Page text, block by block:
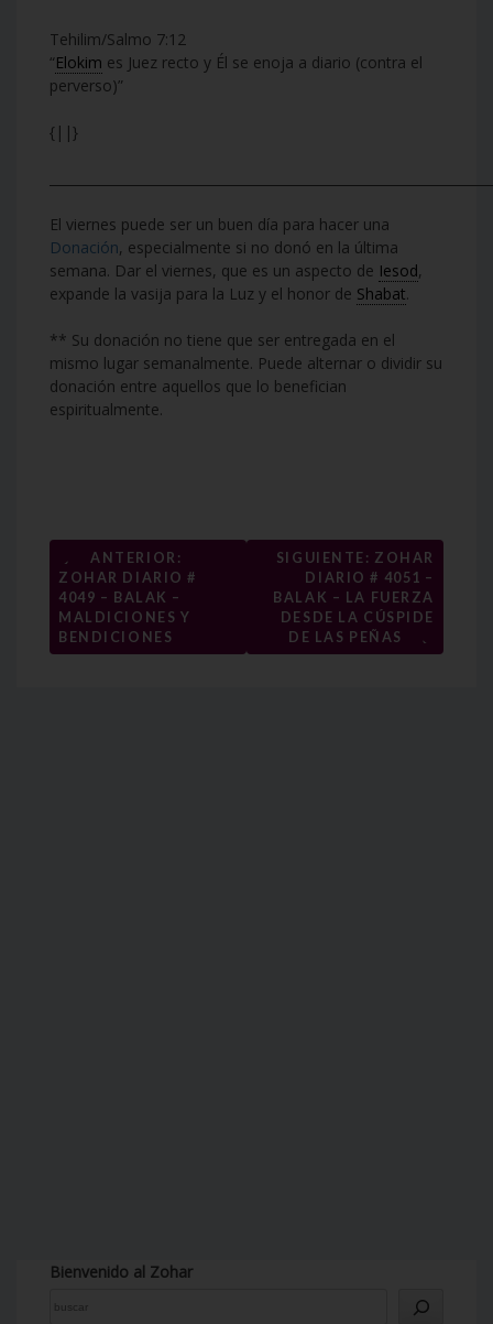
Tehilim/Salmo 7:12
“Elokim es Juez recto y Él se enoja a diario (contra el
perverso)”
{||}
El viernes puede ser un buen día para hacer una
Donación, especialmente si no donó en la última
semana. Dar el viernes, que es un aspecto de Iesod,
expande la vasija para la Luz y el honor de Shabat.
** Su donación no tiene que ser entregada en el
mismo lugar semanalmente. Puede alternar o dividir su
donación entre aquellos que lo benefician
espiritualmente.
Navegación
de
entradas
←
ANTERIOR:
ZOHAR DIARIO #
4049 – BALAK –
MALDICIONES Y
BENDICIONES
SIGUIENTE: ZOHAR
DIARIO # 4051 –
BALAK – LA FUERZA
DESDE LA CÚSPIDE
DE LAS PEÑAS
→
Bienvenido al Zohar